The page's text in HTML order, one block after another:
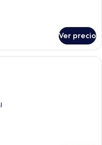
Ver precio
de hotel con dos camas,